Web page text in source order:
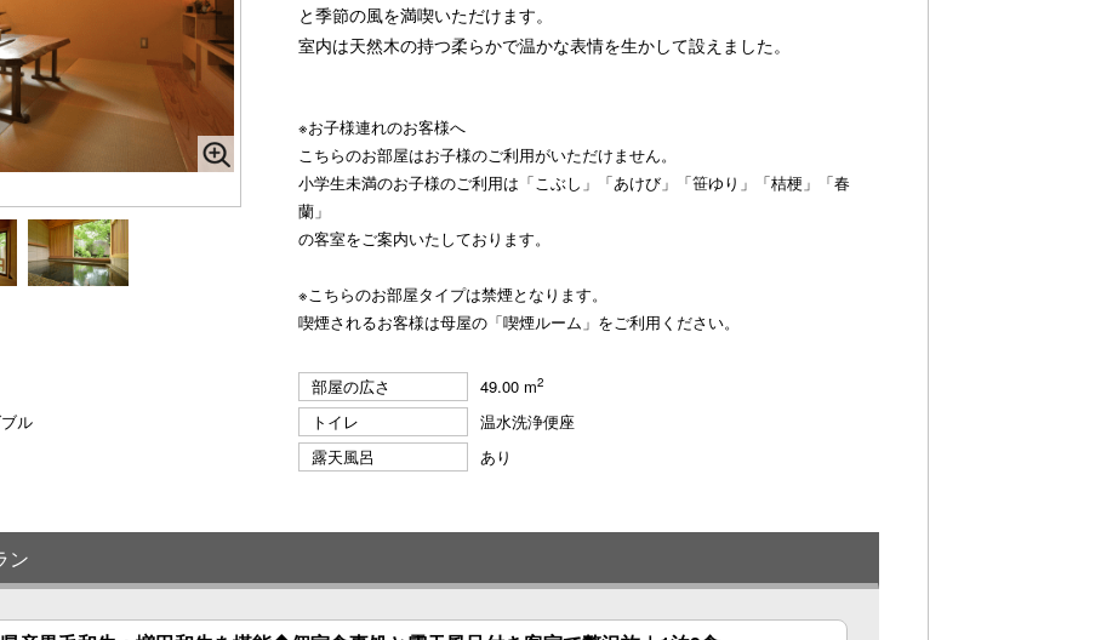
と季節の風を満喫いただけます。
室内は天然木の持つ柔らかで温かな表情を生かして設えました。
※お子様連れのお客様へ
こちらのお部屋はお子様のご利用がいただけません。
小学生未満のお子様のご利用は「こぶし」「あけび」「笹ゆり」「桔梗」「春
蘭」
の客室をご案内いたしております。
※こちらのお部屋タイプは禁煙となります。
喫煙されるお客様は母屋の「喫煙ルーム」をご利用ください。
部屋の広さ 49.00 m2
ル トイレ
温水洗浄便座
露天風呂 あり
ン